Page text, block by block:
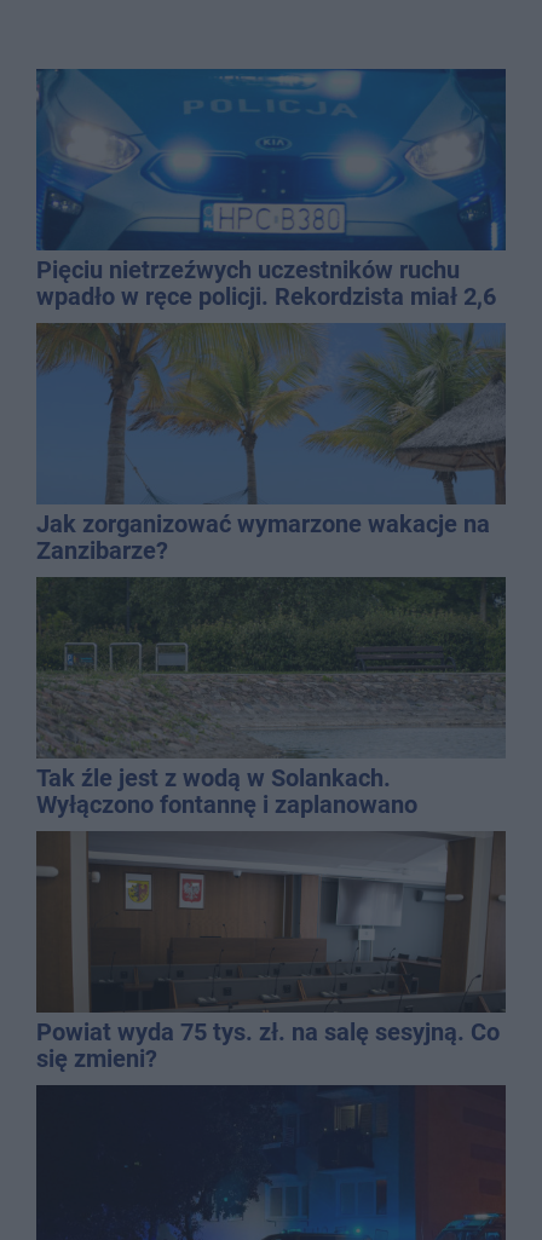
Pięciu nietrzeźwych uczestników ruchu
wpadło w ręce policji. Rekordzista miał 2,6
promila
Jak zorganizować wymarzone wakacje na
Zanzibarze?
Tak źle jest z wodą w Solankach.
Wyłączono fontannę i zaplanowano
dolewkę
Powiat wyda 75 tys. zł. na salę sesyjną. Co
się zmieni?